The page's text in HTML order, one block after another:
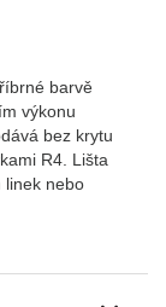
barvě
výkonu
bez krytu
R4. Lišta
linek nebo